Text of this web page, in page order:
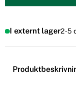
I externt lager2-5